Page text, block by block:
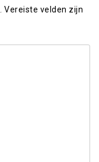
Vereiste velden zijn